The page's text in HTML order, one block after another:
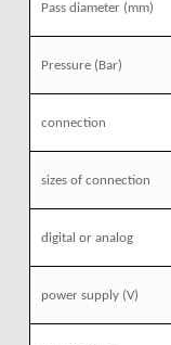
Pass diameter (mm)
Pressure(Bar)
connection
sizes of connection
digital or analog
power supply (V)